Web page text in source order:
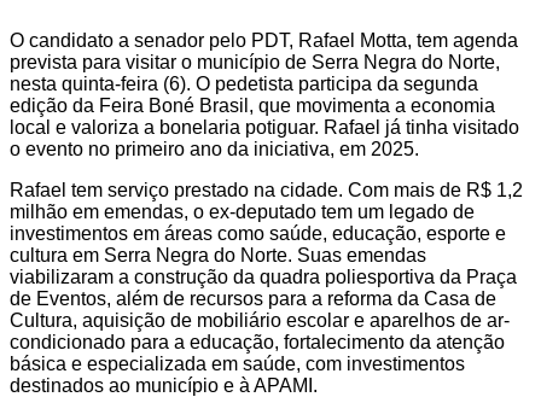
O candidato a senador pelo PDT, Rafael Motta, tem agenda
prevista para visitar o município de Serra Negra do Norte,
nesta quinta-feira (6). O pedetista participa da segunda
edição da Feira Boné Brasil, que movimenta a economia
local e valoriza a bonelaria potiguar. Rafael já tinha visitado
o evento no primeiro ano da iniciativa, em 2025.
Rafael tem serviço prestado na cidade. Com mais de R$ 1,2
milhão em emendas, o ex-deputado tem um legado de
investimentos em áreas como saúde, educação, esporte e
cultura em Serra Negra do Norte. Suas emendas
viabilizaram a construção da quadra poliesportiva da Praça
de Eventos, além de recursos para a reforma da Casa de
Cultura, aquisição de mobiliário escolar e aparelhos de ar-
condicionado para a educação, fortalecimento da atenção
básica e especializada em saúde, com investimentos
destinados ao município e à APAMI.